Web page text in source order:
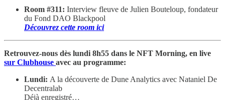
Room #311: Interview fleuve de Julien Bouteloup, fondateur
du Fond DAO Blackpool
Découvrez cette room ici
Retrouvez-nous dès lundi 8h55 dans le NFT Morning, en live
sur Clubhouse avec au programme:
Lundi: A la découverte de Dune Analytics avec Nataniel De
Decentralab
Déjà enregistré…